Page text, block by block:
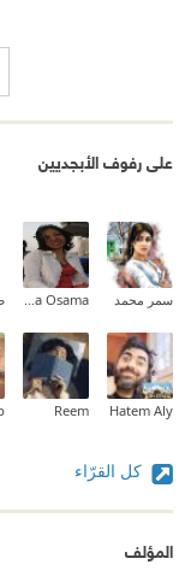
على رفوف الأبجديين
سمر محمد Radwa Osama
Hatem Aly
Reem
كل القرّاء
المؤلف